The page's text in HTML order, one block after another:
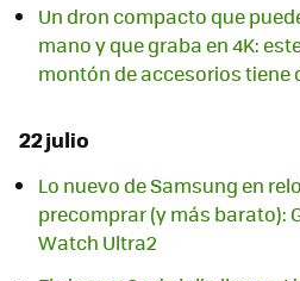
Un dron compacto que
mano y que graba en 4K:
montón de accesorios tiene
22 julio
Lo nuevo de Samsung en
precomprar (y más barato):
Watch Ultra2